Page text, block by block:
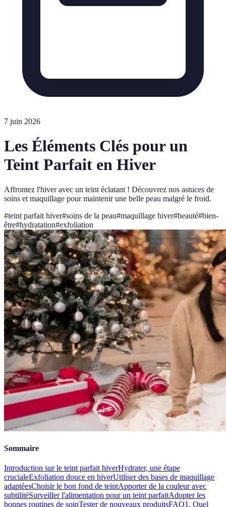
7 juin 2026
Les Éléments Clés pour un
Teint Parfait en Hiver
Affrontez l'hiver avec un teint éclatant ! Découvrez nos astuces de
soins et maquillage pour maintenir une belle peau malgré le froid.
#teint parfait hiver#soins de la peau#maquillage hiver#beauté#bien-
être#hydratation#exfoliation
Sommaire
Introduction sur le teint parfait hiverHydrater, une étape
crucialeExfoliation douce en hiverUtiliser des bases de maquillage
adaptéesChoisir le bon fond de teintApporter de la couleur avec
subtilitéSurveiller l'alimentation pour un teint parfaitAdopter les
bonnes routines de soinTester de nouveaux produitsFAQ1. Quel